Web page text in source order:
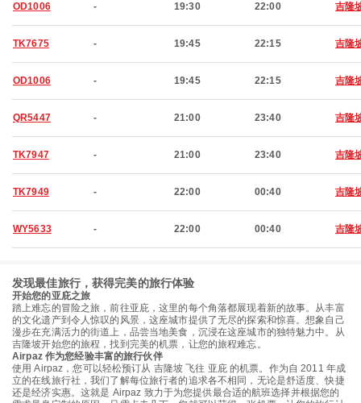
OD1006 - 19:30 22:00 吉隆
TK7675 - 19:45 22:15 吉隆
OD1006 - 19:45 22:15 吉隆
QR5447 - 21:00 23:40 吉隆
TK7947 - 21:00 23:40 吉隆
TK7949 - 22:00 00:40 吉隆
WY5633 - 22:00 00:40 吉隆
发现最佳旅行，获得完美的旅行体验
开始您的亚庇之旅
踏上难忘的冒险之旅，前往亚庇，这里的每个角落都展现着新的故事。从丰富
的文化遗产到令人惊叹的风景，这座城市提供了无尽的探索和惊喜。想象自己
漫步在充满活力的街道上，品尝当地美食，沉浸在这座城市的独特魅力中。从
吉隆坡开始您的旅程，找到完美的机票，让您的旅程难忘。
Airpaz 作为您经验丰富的旅行伙伴
使用 Airpaz，您可以轻松预订从 吉隆坡 飞往 亚庇 的机票。作为自 2011 年成
立的在线旅行社，我们了解每位旅行者的追求各不相同，无论是舒适度、快捷
还是经济实惠。这就是 Airpaz 致力于为您提供最合适的航班选择并根据您的